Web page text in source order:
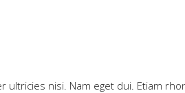
nisi. Nam eget dui. Etiam